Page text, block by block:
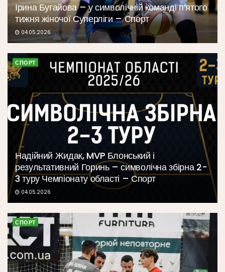
Ірина Бугайова – у символічній команді п’ятого
тижня жіночої Суперліги – Спорт
04.05.2026
СПОРТ
Надійний Жидак, MVP Блонський і
результативний Горинь – символічна збірна 2-
3 туру Чемпіонату області – Спорт
04.05.2026
СПОРТ